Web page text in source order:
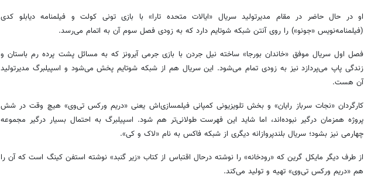
او در حال حاضر در مقام مدیرتولید سریال «ایالات متحده تارا» با بازی تونی کولت و فیلمنامه دیابلو کدی
(فیلمنامه‌نویس «جونو») را روی آنتن شبکه شوتایم دارد که به زودی فصل سوم آن به اتمام می‌رسد.
فصل اول سریال موفق «خاندان بورجا» ساخته نیل جردن با بازی جرمی آیرونز که به مسائل پشت پرده رم باستان و
زندگی پاپ می‌پردازد نیز به زودی تمام می‌شود. این سریال هم از شبکه شوتایم پخش می‌شود و اسپیلبرگ مدیرتولید
آن هست.
کارگردان «نجات سرباز رایان» و بخش تلویزیونی کمپانی فیلمسازی‌اش یعنی «دریم ورکس تی‌وی» هیچ وقت در شش
پروژه همزمان درگیر نبوده‌اند، اما شاید این فهرست طولانی‌تر هم شود. اسپیلبرگ به احتمال بسیار درگیر مجموعه
چهارمی نیز بشود؛ سریال بلندپروازانه دیگری از شبکه فاکس به نام «لاک و کی».
از طرف دیگر مایکل گرین که «رودخانه» را نوشته درحال اقتباس از کتاب «زیر گنبد» نوشته استفن کینگ است که آن را
هم «دریم ورکس تی‌وی» تهیه و تولید می‌کند.